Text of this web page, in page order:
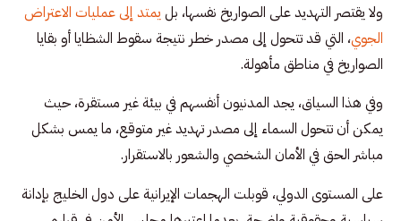
ولا يقتصر التهديد على الصواريخ نفسها، بل يمتد إلى عمليات الاعتراض
الجوي، التي قد تتحول إلى مصدر خطر نتيجة سقوط الشظايا أو بقايا
الصواريخ في مناطق مأهولة.
وفي هذا السياق، يجد المدنيون أنفسهم في بيئة غير مستقرة، حيث
يمكن أن تتحول السماء إلى مصدر تهديد غير متوقع، ما يمس بشكل
مباشر الحق في الأمان الشخصي والشعور بالاستقرار.
على المستوى الدولي، قوبلت الهجمات الإيرانية على دول الخليج بإدانة